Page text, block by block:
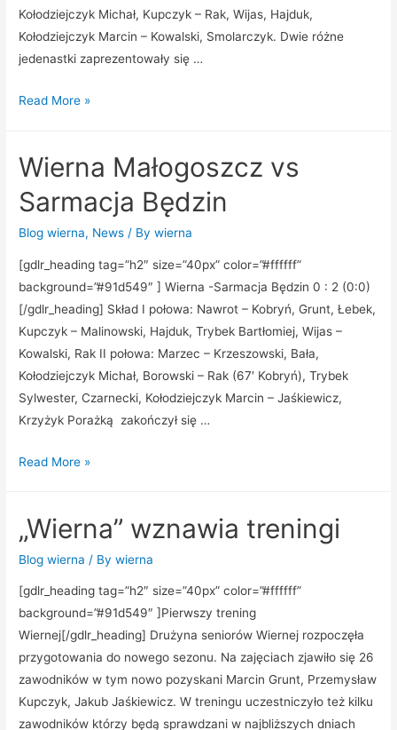
Kołodziejczyk Michał, Kupczyk – Rak, Wijas, Hajduk,
Kołodziejczyk Marcin – Kowalski, Smolarczyk. Dwie różne
jedenastki zaprezentowały się …
Read More »
Wierna Małogoszcz vs
Sarmacja Będzin
Blog wierna, News / Bywierna
[gdlr_heading tag=”h2″ size=”40px” color=”#ffffff”
background=”#91d549″ ] Wierna -Sarmacja Będzin 0 : 2 (0:0)
[/gdlr_heading] Skład I połowa: Nawrot – Kobryń, Grunt, Łebek,
Kupczyk – Malinowski, Hajduk, Trybek Bartłomiej, Wijas –
Kowalski, Rak II połowa: Marzec – Krzeszowski, Bała,
Kołodziejczyk Michał, Borowski – Rak (67′ Kobryń), Trybek
Sylwester, Czarnecki, Kołodziejczyk Marcin – Jaśkiewicz,
Krzyżyk Porażką zakończył się …
Read More »
„Wierna” wznawia treningi
Blog wierna / Bywierna
[gdlr_heading tag=”h2″ size=”40px” color=”#ffffff”
background=”#91d549″ ]Pierwszy trening
Wiernej[/gdlr_heading] Drużyna seniorów Wiernej rozpoczęła
przygotowania do nowego sezonu. Na zajęciach zjawiło się 26
zawodników w tym nowo pozyskani Marcin Grunt, Przemysław
Kupczyk, Jakub Jaśkiewicz. W treningu uczestniczyło też kilku
zawodników którzy będą sprawdzani w najbliższych dniach